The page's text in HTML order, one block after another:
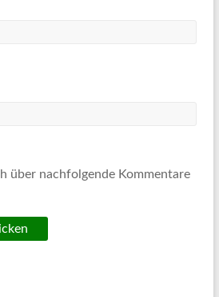
über nachfolgende Kommentare